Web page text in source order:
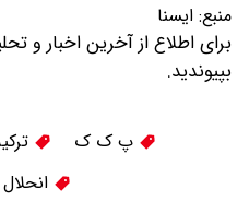
منبع: ايسنا
برای اطلاع از آخرین اخبار و
بپیوندید.
پ ک ک